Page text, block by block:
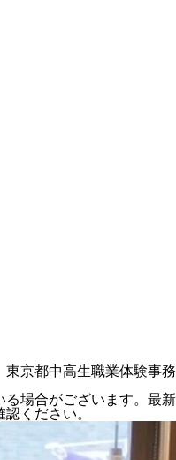
京都中高生職業体験事務
る場合がございます。最新
ください。